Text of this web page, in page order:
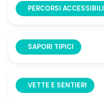
PERCORSI ACCESSIBILI
SAPORI TIPICI
VETTE E SENTIERI